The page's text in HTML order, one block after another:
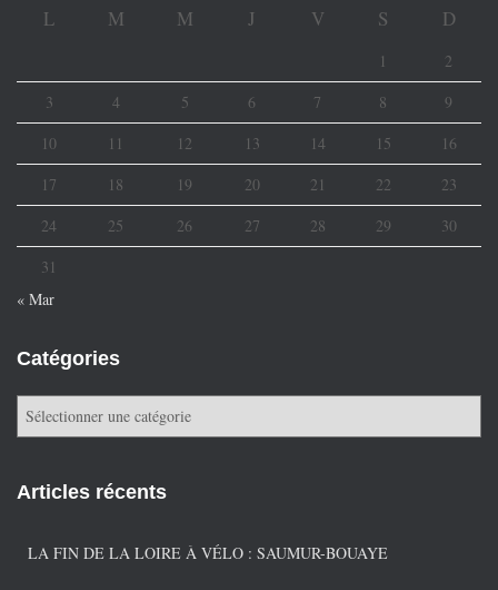
L M M J V S D
1
2
3
4 5 6 7 8
9
10
11 12 13 14 15
16
17
18 19 20 21 22
23
24
25 26 27 28 29
30
31
« Mar
Catégories
gArticles récents
LA FIN DE LA LOIRE À VÉLO : SAUMUR-BOUAYE